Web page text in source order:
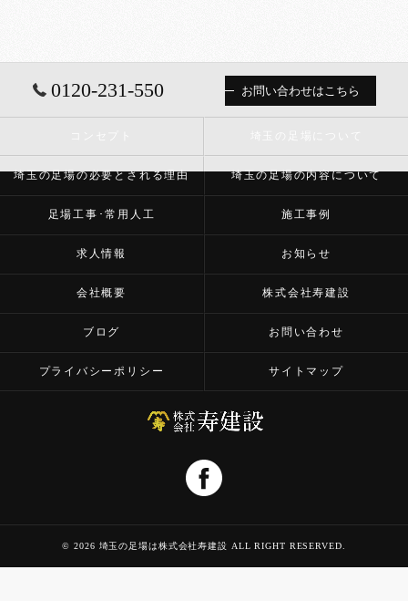
0120-231-550 お問い合わせはこちら
埼玉の足場の必要とされる理由 埼玉の足場の内容について
足場工事･常用人工 施工事例
求人情報 お知らせ
会社概要 株式会社寿建設
ブログ お問い合わせ
プライバシーポリシー サイトマップ
© 2026 埼玉の足場は株式会社寿建設 ALL RIGHT RESERVED.